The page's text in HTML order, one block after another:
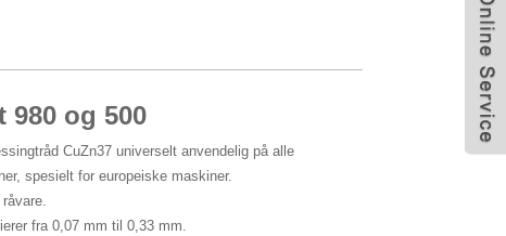
980 og 500
CuZn37 universelt anvendelig på alle
spesielt for europeiske maskiner.
fra 0,07 mm til 0,33 mm.